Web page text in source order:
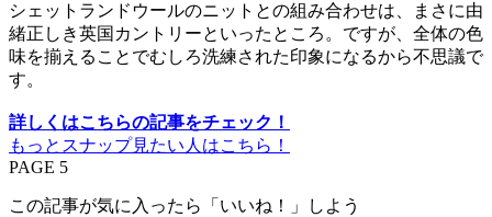
シェットランドウールのニットとの組み合わせは、まさに由
緒正しき英国カントリーといったところ。ですが、全体の色
味を揃えることでむしろ洗練された印象になるから不思議で
す。
詳しくはこちらの記事をチェック！
もっとスナップ見たい人はこちら！
PAGE 5
この記事が気に入ったら「いいね！」しよう